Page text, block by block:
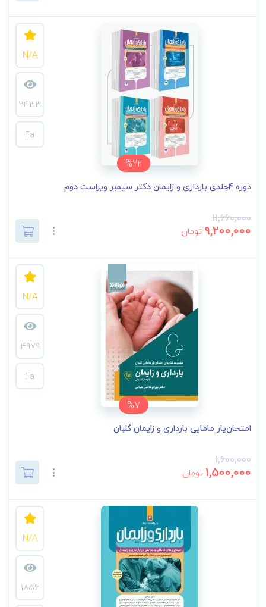
%22
N/A
2433
Fa
دوره 4جلدی بارداری و زایمان دکتر سیمبر ویراست دوم
11,660,000
9,200,000 تومان
%7
N/A
4979
Fa
امتحان‌یار مامایی بارداری و زایمان گلبان
1,600,000
1,500,000 تومان
N/A
1856